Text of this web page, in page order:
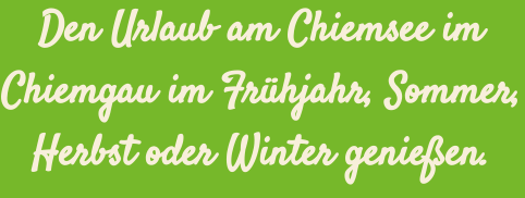
Den Urlaub am Chiemsee im
Chiemgau im Frühjahr, Sommer,
Herbst oder Winter genießen.